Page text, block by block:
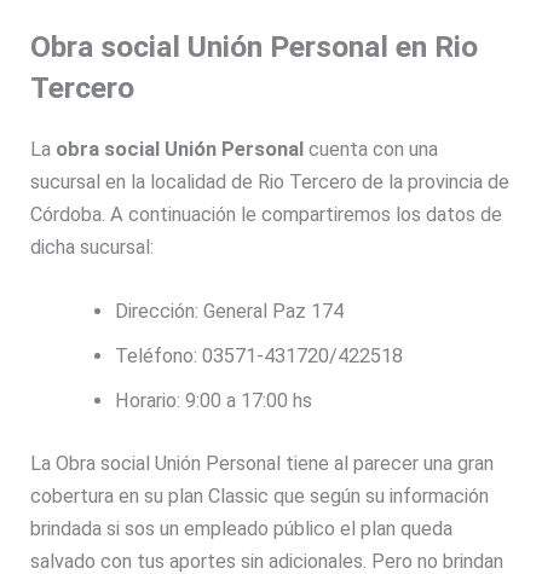
Obra social Unión Personal en Rio
Tercero
La obra social Unión Personal cuenta con una
sucursal en la localidad de Rio Tercero de la provincia de
Córdoba. A continuación le compartiremos los datos de
dicha sucursal:
Dirección: General Paz 174
Teléfono: 03571-431720/422518
Horario: 9:00 a 17:00 hs
La Obra social Unión Personal tiene al parecer una gran
cobertura en su plan Classic que según su información
brindada si sos un empleado público el plan queda
salvado con tus aportes sin adicionales. Pero no brindan